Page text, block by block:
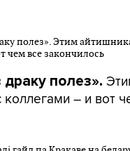
полез».
коллегами – и вот